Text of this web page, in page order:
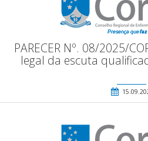
PARECER Nº. 08/2025/
legal da escuta